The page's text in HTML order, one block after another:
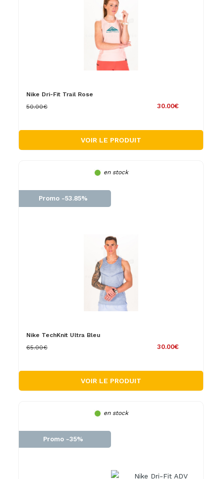
Nike Dri-Fit Trail Rose
30.00€
50.00€
VOIR LE PRODUIT
en stock
Promo -53.85%
Nike TechKnit Ultra Bleu
30.00€
65.00€
VOIR LE PRODUIT
en stock
Promo -35%